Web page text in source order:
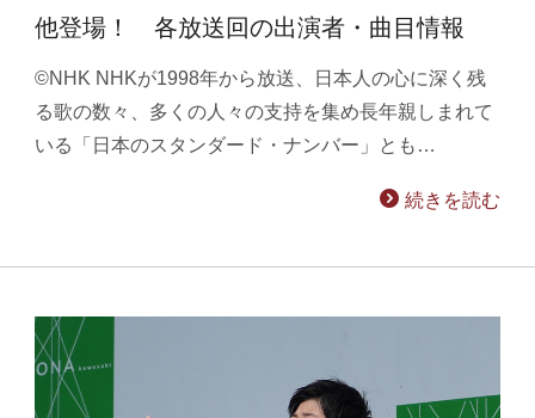
他登場！ 各放送回の出演者・曲目情報
©NHK NHKが1998年から放送、日本人の心に深く残
る歌の数々、多くの人々の支持を集め長年親しまれて
いる「日本のスタンダード・ナンバー」とも…
続きを読む